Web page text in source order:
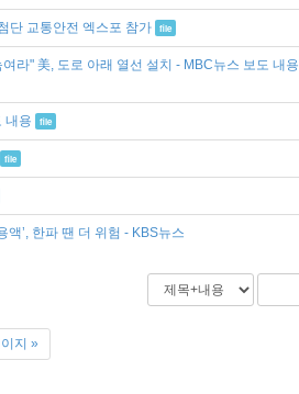
단 교통안전 엑스포 참가 file
라" 美, 도로 아래 열선 설치 - MBC뉴스 보도 내용
내용 file
file
액’, 한파 땐 더 위험 - KBS뉴스
지 »